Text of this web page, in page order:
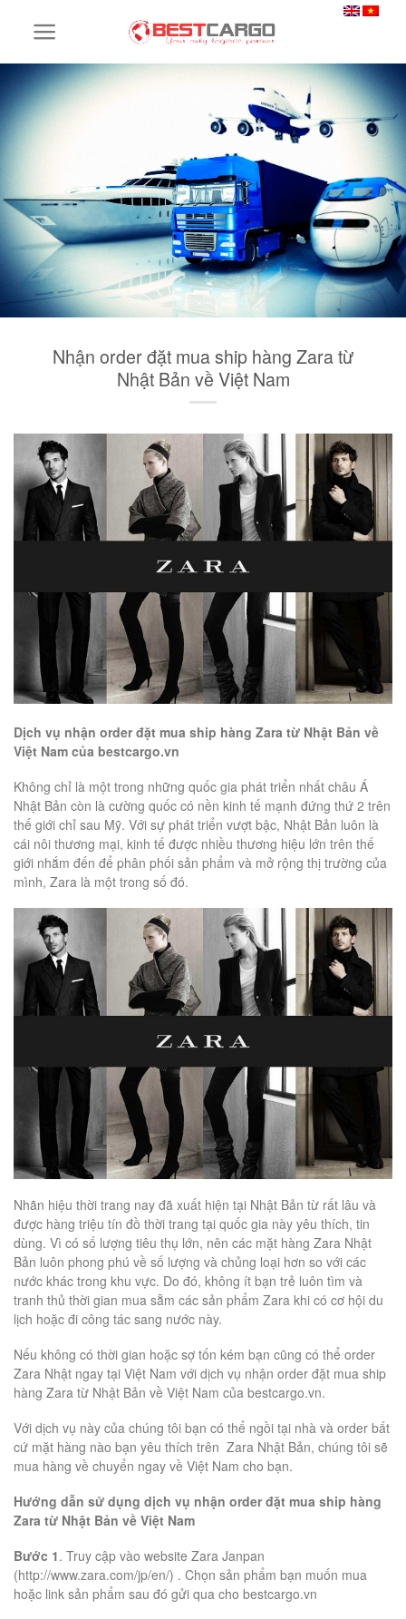
Nhận order đặt mua ship hàng Zara từ
Nhật Bản về Việt Nam
Dịch vụ nhận order đặt mua ship hàng Zara từ Nhật Bản về
Việt Nam của bestcargo.vn
Không chỉ là một trong những quốc gia phát triển nhất châu Á
Nhật Bản còn là cường quốc có nền kinh tế mạnh đứng thứ 2 trên
thế giới chỉ sau Mỹ. Với sự phát triển vượt bậc, Nhật Bản luôn là
cái nôi thương mại, kinh tế được nhiều thương hiệu lớn trên thế
giới nhắm đến để phân phối sản phẩm và mở rộng thị trường của
mình, Zara là một trong số đó.
Nhãn hiệu thời trang nay đã xuất hiện tại Nhật Bản từ rất lâu và
được hàng triệu tín đồ thời trang tại quốc gia này yêu thích, tin
dùng. Vì có số lượng tiêu thụ lớn, nên các mặt hàng Zara Nhật
Bản luôn phong phú về số lượng và chủng loại hơn so với các
nước khác trong khu vực. Do đó, không ít bạn trẻ luôn tìm và
tranh thủ thời gian mua sẵm các sản phẩm Zara khi có cơ hội du
lịch hoặc đi công tác sang nước này.
Nếu không có thời gian hoặc sợ tốn kém bạn cũng có thể order
Zara Nhật ngay tại Việt Nam với dịch vụ nhận order đặt mua ship
hàng Zara từ Nhật Bản về Việt Nam của bestcargo.vn.
Với dịch vụ này của chúng tôi bạn có thể ngồi tại nhà và order bất
cứ mặt hàng nào bạn yêu thích trên Zara Nhật Bản, chúng tôi sẽ
mua hàng về chuyển ngay về Việt Nam cho bạn.
Hướng dẫn sử dụng dịch vụ nhận order đặt mua ship hàng
Zara từ Nhật Bản về Việt Nam
Bước 1. Truy cập vào website Zara Janpan
(http://www.zara.com/jp/en/) . Chọn sản phẩm bạn muốn mua
hoặc link sản phẩm sau đó gửi qua cho bestcargo.vn